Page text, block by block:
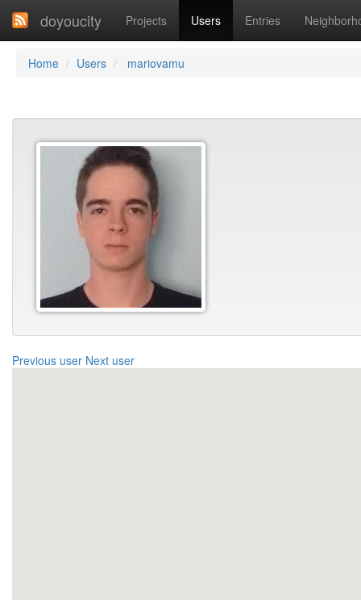
doyoucity Projects Users Entries
Home Users mariovamu
Previous user Next user